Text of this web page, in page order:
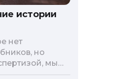
истории
нет
но
мы
методологию